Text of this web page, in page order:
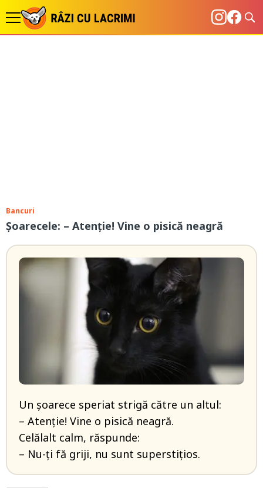
Bancuri
Șoarecele: – Atenţie! Vine o pisică neagră
Un şoarece speriat strigă către un altul:
– Atenţie! Vine o pisică neagră.
Celălalt calm, răspunde:
– Nu-ţi fă griji, nu sunt superstiţios.